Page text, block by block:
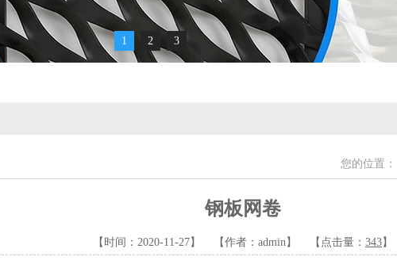
1 2 3
您的位置：
钢板网卷
【时间：2020-11-27】 【作者：admin】 【点击量： 343】